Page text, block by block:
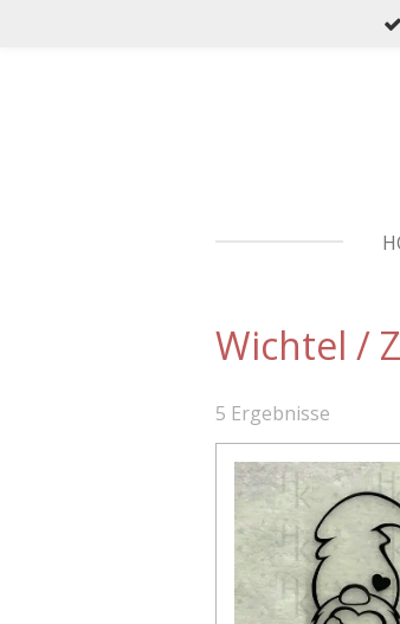
Wichtel /
5 Ergebnisse